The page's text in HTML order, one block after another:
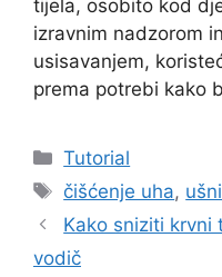
tijela, osobito kod
izravnim nadzorom
usisavanjem,
prema potrebi kako
Kategorije
Tutorial
Oznake
čišćenje uha,
Kako sniziti krvni
vodič